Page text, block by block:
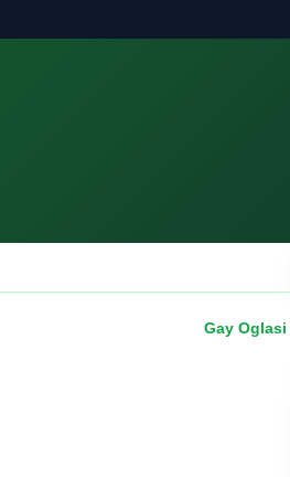
Gay Oglasi